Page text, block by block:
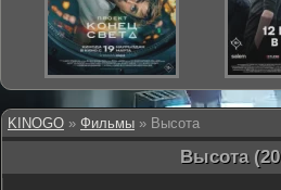
KINOGO » Фильмы » Высота
Высота